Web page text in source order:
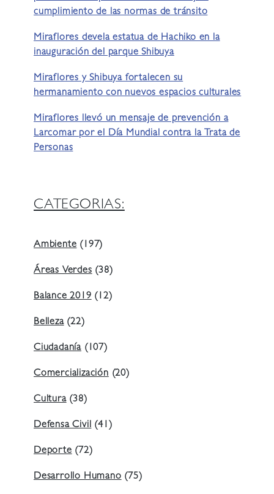
cumplimiento de las normas de tránsito
Miraflores devela estatua de Hachiko en la
inauguración del parque Shibuya
Miraflores y Shibuya fortalecen su
hermanamiento con nuevos espacios culturales
Miraflores llevó un mensaje de prevención a
Larcomar por el Día Mundial contra la Trata de
Personas
CATEGORIAS:
Ambiente(197)
Áreas Verdes(38)
Balance 2019(12)
Belleza(22)
Ciudadanía (107)
Comercialización(20)
Cultura(38)
Defensa Civil(41)
Deporte(72)
Desarrollo Humano(75)